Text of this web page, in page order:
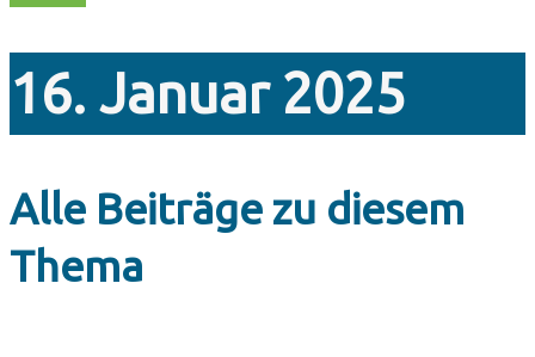
16. Januar 2025
Alle Beiträge zu diesem
Thema